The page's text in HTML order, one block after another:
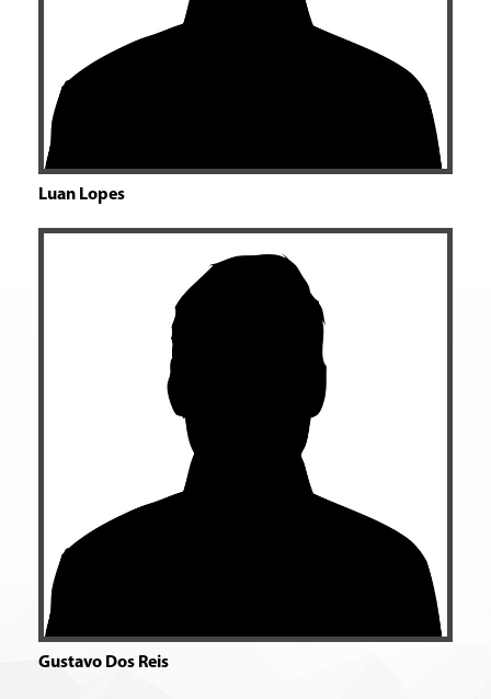
Luan Lopes
Gustavo Dos Reis